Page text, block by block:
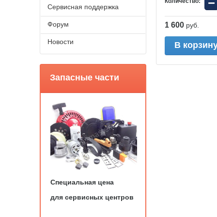
−
1 600 руб.
В
Сервисная поддержка
Форум
Новости
Запасные части
Специальная цена
для сервисных центров